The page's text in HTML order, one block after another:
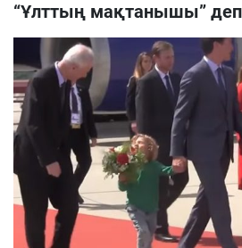
“Ұлттың мақтанышы”